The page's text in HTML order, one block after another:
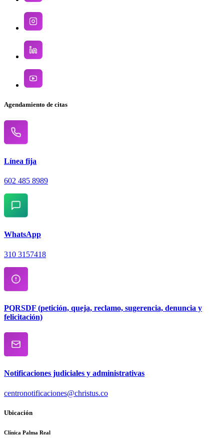
Agendamiento de citas
Línea fija
602 485 8989
WhatsApp
310 3157418
PQRSDF (petición, queja, reclamo, sugerencia, denuncia y
felicitación)
Notificaciones judiciales y administrativas
centronotificaciones@christus.co
Ubicación
Clínica Palma Real